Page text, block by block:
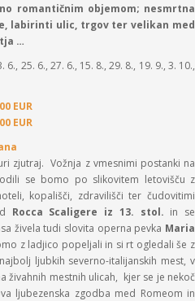
romantičnim objemom; nesmrtna
labirinti ulic, trgov ter velikan med
…
6., 25. 6., 27. 6., 15. 8., 29. 8., 19. 9., 3. 10.,
EUR
EUR
zjutraj. Vožnja z vmesnimi postanki na
se bomo po slikovitem letovišču z
kopališči, zdravilišči ter čudovitimi
Rocca Scaligere iz 13. stol. in se
živela tudi slovita operna pevka Maria
z ladjico popeljali in si rt ogledali še z
ljubkih severno-italijanskih mest, v
živahnih mestnih ulicah, kjer se je nekoč
ljubezenska zgodba med Romeom in